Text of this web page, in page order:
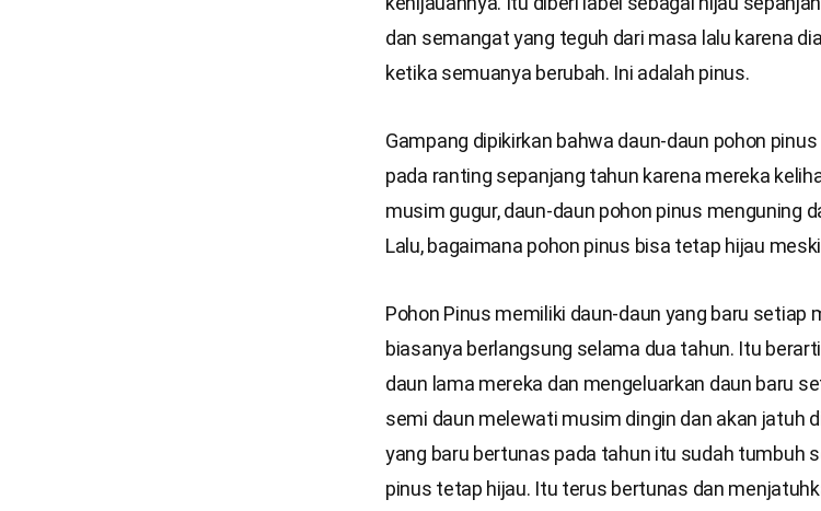
dan semangat yang teguh dari masa lalu karena
ketika semuanya berubah. Ini adalah pinus.
Gampang dipikirkan bahwa daun-daun pohon
pada ranting sepanjang tahun karena mereka
musim gugur, daun-daun pohon pinus menguning
Lalu, bagaimana pohon pinus bisa tetap hijau
Pohon Pinus memiliki daun-daun yang baru setiap
biasanya berlangsung selama dua tahun. Itu
daun lama mereka dan mengeluarkan daun baru
semi daun melewati musim dingin dan akan jatuh
yang baru bertunas pada tahun itu sudah tumbuh
pinus tetap hijau. Itu terus bertunas dan